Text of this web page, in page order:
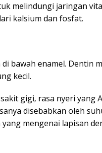
melindungi jaringan
kalsium dan fosfat.
di bawah enamel. Dentin
kecil.
gigi, rasa nyeri yang
disebabkan oleh
mengenai lapisan